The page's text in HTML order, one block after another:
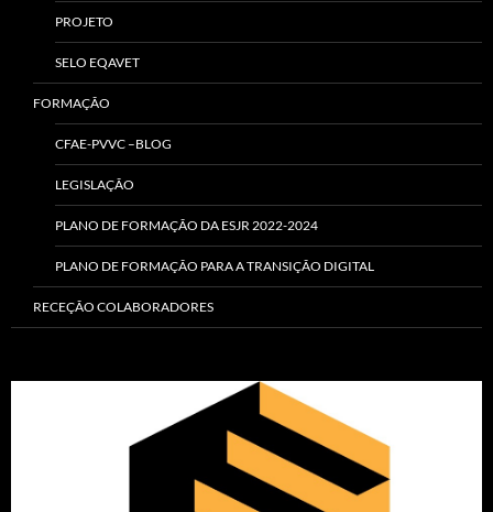
PROJETO
SELO EQAVET
FORMAÇÃO
CFAE-PVVC –BLOG
LEGISLAÇÃO
PLANO DE FORMAÇÃO DA ESJR 2022-2024
PLANO DE FORMAÇÃO PARA A TRANSIÇÃO DIGITAL
RECEÇÃO COLABORADORES